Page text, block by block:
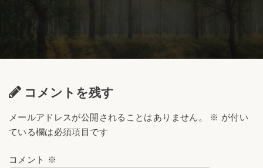
コメントを残す
メールアドレスが公開されることはありません。 ※ が付い
ている欄は必須項目です
コメント ※